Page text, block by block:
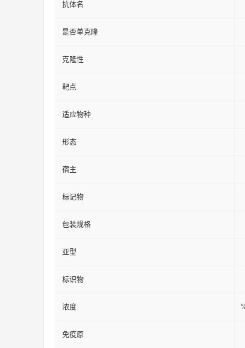
抗体名
是否单克隆
克隆性
靶点
适应物种
形态
宿主
标记物
包装规格
亚型
标识物
浓度
免疫原